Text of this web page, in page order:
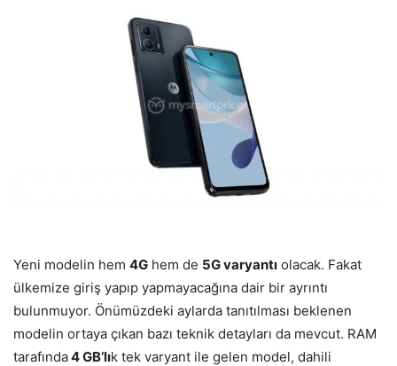
Yeni modelin hem 4G hem de 5G varyantı olacak. Fakat
ülkemize giriş yapıp yapmayacağına dair bir ayrıntı
bulunmuyor. Önümüzdeki aylarda tanıtılması beklenen
modelin ortaya çıkan bazı teknik detayları da mevcut. RAM
tarafında4 GB’lık tek varyant ile gelen model, dahili